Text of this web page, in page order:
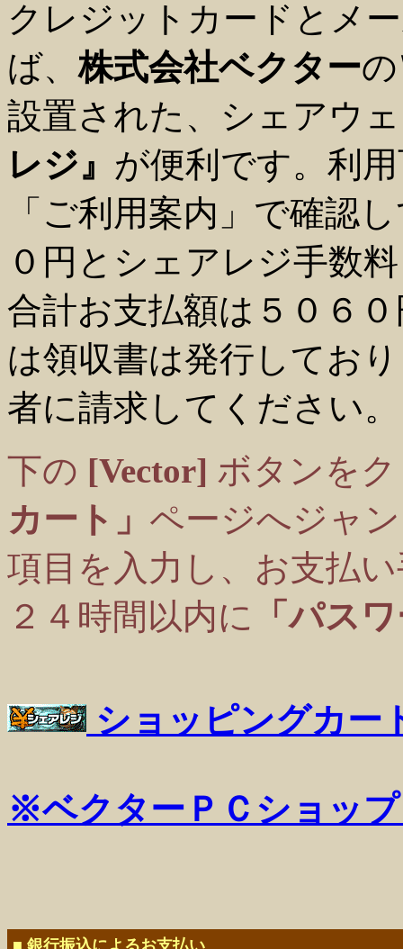
クレジットカードとメ
ば、株式会社ベクター
設置された、シェアウ
レジ』 が便利です。利
「ご利用案内」で確認
０円とシェアレジ手数
合計お支払額は５０６
は領収書は発行してお
者に請求してください。
下の [Vector] ボタンを
カート」 ページへジャ
項目を入力し、お支払
２４時間以内に 「パス
ショッピングカー
※ベクターＰＣショッ
■ 銀行振込によるお支払い